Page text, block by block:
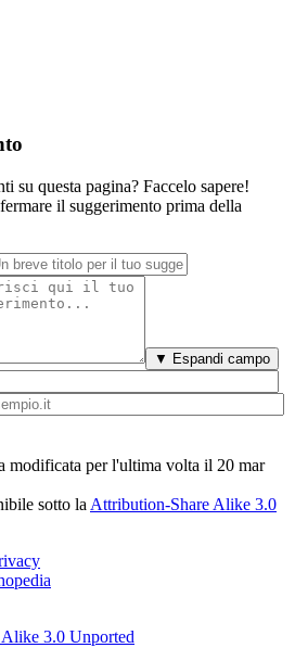
su questa pagina? Faccelo sapere!
il suggerimento prima della
▼ Espandi campo
modificata per l'ultima volta il 20 mar
sotto la Attribution-Share Alike 3.0